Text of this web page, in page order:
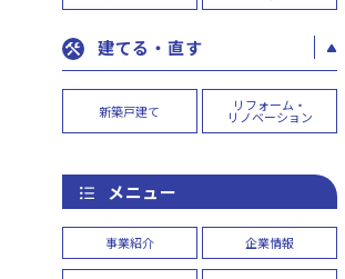
建てる・直す
新築戸建て リフォーム・
リノベーション
メニュー
事業紹介 企業情報